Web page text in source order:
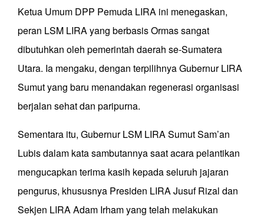
Ketua Umum DPP Pemuda LIRA ini menegaskan,
peran LSM LIRA yang berbasis Ormas sangat
dibutuhkan oleh pemerintah daerah se-Sumatera
Utara. Ia mengaku, dengan terpilihnya Gubernur LIRA
Sumut yang baru menandakan regenerasi organisasi
berjalan sehat dan paripurna.
Sementara itu, Gubernur LSM LIRA Sumut Sam’an
Lubis dalam kata sambutannya saat acara pelantikan
mengucapkan terima kasih kepada seluruh jajaran
pengurus, khususnya Presiden LIRA Jusuf Rizal dan
Sekjen LIRA Adam Irham yang telah melakukan